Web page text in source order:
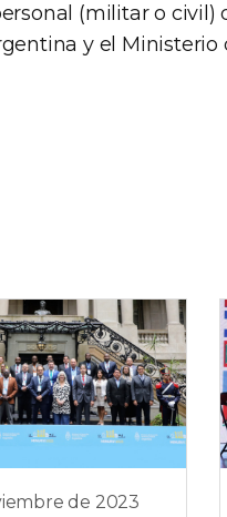
(militar o civil)
y el Ministerio
de 2023